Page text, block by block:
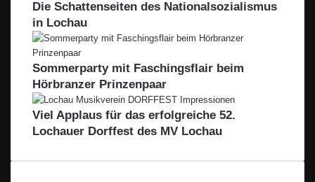
i
e
b
i
i
a
l
e
L
e
i
l
g
B
o
d
e
n
s
e
e
-
e
Die Schattenseiten des Nationalsozialismus
in Lochau
Sommerparty mit Faschingsflair beim
Hörbranzer Prinzenpaar
Viel Applaus für das erfolgreiche 52.
Lochauer Dorffest des MV Lochau